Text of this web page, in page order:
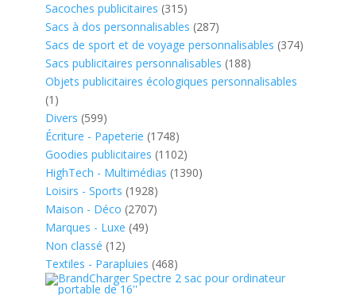
Sacoches publicitaires (315)
Sacs à dos personnalisables (287)
Sacs de sport et de voyage personnalisables (374)
Sacs publicitaires personnalisables (188)
Objets publicitaires écologiques personnalisables
(1)
Divers (599)
Écriture - Papeterie (1748)
Goodies publicitaires (1102)
HighTech - Multimédias (1390)
Loisirs - Sports (1928)
Maison - Déco (2707)
Marques - Luxe (49)
Non classé (12)
Textiles - Parapluies (468)